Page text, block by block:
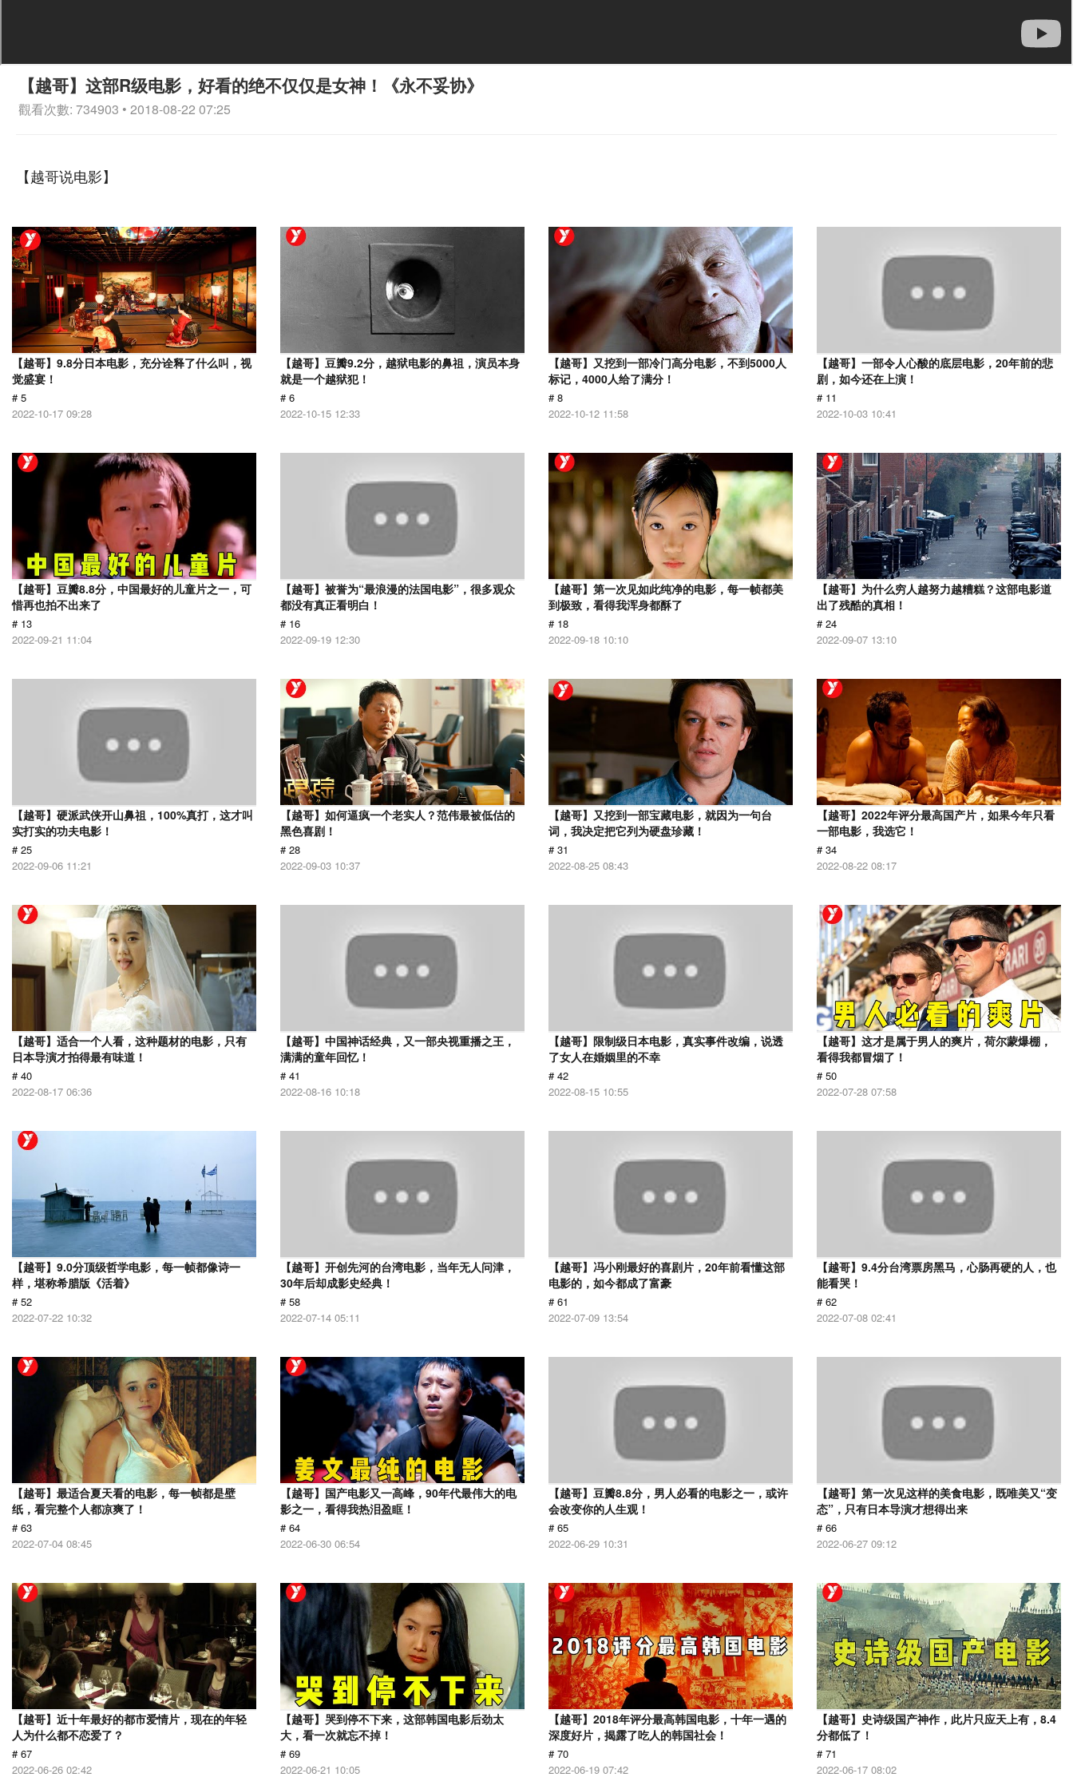
【越哥】这部R级电影，好看的绝不仅仅是女神！《永不妥协》
觀看次數: 734903 • 2018-08-22 07:25
【越哥说电影】
【越哥】9.8分日本电影，充分诠释了什么叫，视
觉盛宴！
# 5
2022-10-17 09:28
【越哥】豆瓣9.2分，越狱电影的鼻祖，演员本身
就是一个越狱犯！
# 6
2022-10-15 12:33
【越哥】又挖到一部冷门高分电影，不到5000人
标记，4000人给了满分！
# 8
2022-10-12 11:58
【越哥】一部令人心酸的底层电影，20年前的悲
剧，如今还在上演！
# 11
2022-10-03 10:41
【越哥】豆瓣8.8分，中国最好的儿童片之一，可
惜再也拍不出来了
# 13
2022-09-21 11:04
【越哥】被誉为“最浪漫的法国电影”，很多观众
都没有真正看明白！
# 16
2022-09-19 12:30
【越哥】第一次见如此纯净的电影，每一帧都美
到极致，看得我浑身都酥了
# 18
2022-09-18 10:10
【越哥】为什么穷人越努力越糟糕？这部电影道
出了残酷的真相！
# 24
2022-09-07 13:10
【越哥】硬派武侠开山鼻祖，100%真打，这才叫
实打实的功夫电影！
# 25
2022-09-06 11:21
【越哥】如何逼疯一个老实人？范伟最被低估的
黑色喜剧！
# 28
2022-09-03 10:37
【越哥】又挖到一部宝藏电影，就因为一句台
词，我决定把它列为硬盘珍藏！
# 31
2022-08-25 08:43
【越哥】2022年评分最高国产片，如果今年只看
一部电影，我选它！
# 34
2022-08-22 08:17
【越哥】适合一个人看，这种题材的电影，只有
日本导演才拍得最有味道！
# 40
2022-08-17 06:36
【越哥】中国神话经典，又一部央视重播之王，
满满的童年回忆！
# 41
2022-08-16 10:18
【越哥】限制级日本电影，真实事件改编，说透
了女人在婚姻里的不幸
# 42
2022-08-15 10:55
【越哥】这才是属于男人的爽片，荷尔蒙爆棚，
看得我都冒烟了！
# 50
2022-07-28 07:58
【越哥】9.0分顶级哲学电影，每一帧都像诗一
样，堪称希腊版《活着》
# 52
2022-07-22 10:32
【越哥】开创先河的台湾电影，当年无人问津，
30年后却成影史经典！
# 58
2022-07-14 05:11
【越哥】冯小刚最好的喜剧片，20年前看懂这部
电影的，如今都成了富豪
# 61
2022-07-09 13:54
【越哥】9.4分台湾票房黑马，心肠再硬的人，也
能看哭！
# 62
2022-07-08 02:41
【越哥】最适合夏天看的电影，每一帧都是壁
纸，看完整个人都凉爽了！
# 63
2022-07-04 08:45
【越哥】国产电影又一高峰，90年代最伟大的电
影之一，看得我热泪盈眶！
# 64
2022-06-30 06:54
【越哥】豆瓣8.8分，男人必看的电影之一，或许
会改变你的人生观！
# 65
2022-06-29 10:31
【越哥】第一次见这样的美食电影，既唯美又“变
态”，只有日本导演才想得出来
# 66
2022-06-27 09:12
【越哥】近十年最好的都市爱情片，现在的年轻
人为什么都不恋爱了？
# 67
2022-06-26 02:42
【越哥】哭到停不下来，这部韩国电影后劲太
大，看一次就忘不掉！
# 69
2022-06-21 10:05
【越哥】2018年评分最高韩国电影，十年一遇的
深度好片，揭露了吃人的韩国社会！
# 70
2022-06-19 07:42
【越哥】史诗级国产神作，此片只应天上有，8.4
分都低了！
# 71
2022-06-17 08:02